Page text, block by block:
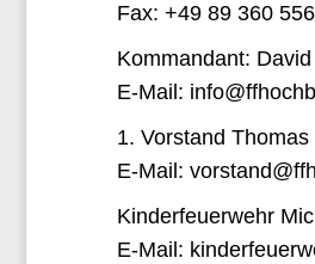
Fax: +49 89 360
Kommandant: David
E-Mail:
1. Vorstand
E-Mail:
Kinderfeuerwehr
E-Mail: